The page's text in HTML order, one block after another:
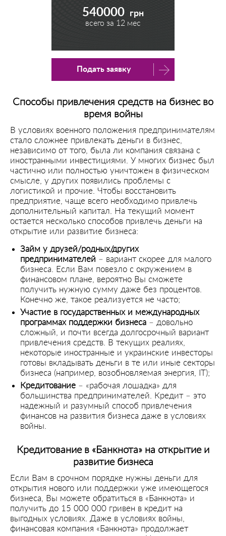
540000 грн
всего за 12 мес
Подать заявку
Способы привлечения средств на бизнес во
время войны
В условиях военного положения предпринимателям
стало сложнее привлекать деньги в бизнес,
независимо от того, была ли компания связана с
иностранными инвестициями. У многих бизнес был
частично или полностью уничтожен в физическом
смысле, у других появились проблемы с
логистикой и прочие. Чтобы восстановить
предприятие, чаще всего необходимо привлечь
дополнительный капитал. На текущий момент
остается несколько способов привлечь деньги на
открытие или развитие бизнеса:
Займ у друзей/родных/других
предпринимателей – вариант скорее для малого
бизнеса. Если Вам повезло с окружением в
финансовом плане, вероятно Вы сможете
получить нужную сумму даже без процентов.
Конечно же, такое реализуется не часто;
Участие в государственных и международных
программах поддержки бизнеса – довольно
сложный, и почти всегда долгосрочный вариант
привлечения средств. В текущих реалиях,
некоторые иностранные и украинские инвесторы
готовы вкладывать деньги в те или иные секторы
бизнеса (например, возобновляемая энергия, IT);
Кредитование – «рабочая лошадка» для
большинства предпринимателей. Кредит – это
надежный и разумный способ привлечения
финансов на развития бизнеса даже в условиях
войны.
Кредитование в «Банкнота» на открытие и
развитие бизнеса
Если Вам в срочном порядке нужны деньги для
открытия нового или поддержки уже имеющегося
бизнеса, Вы можете обратиться в «Банкнота» и
получить до 15 000 000 гривен в кредит на
выгодных условиях. Даже в условиях войны,
финансовая компания «Банкнота» продолжает